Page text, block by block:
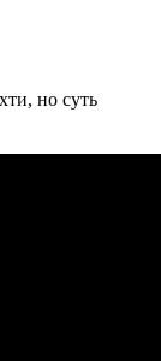
но суть